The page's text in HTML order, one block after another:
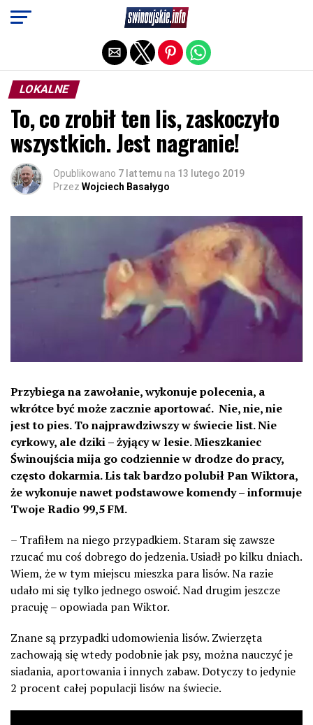
LOKALNE
To, co zrobił ten lis, zaskoczyło
wszystkich. Jest nagranie!
Opublikowano 7 lat temu na 13 lutego 2019
Przez Wojciech Basałygo
Przybiega na zawołanie, wykonuje polecenia, a
wkrótce być może zacznie aportować. Nie, nie, nie
jest to pies. To najprawdziwszy w świecie list. Nie
cyrkowy, ale dziki – żyjący w lesie. Mieszkaniec
Świnoujścia mija go codziennie w drodze do pracy,
często dokarmia. Lis tak bardzo polubił Pan Wiktora,
że wykonuje nawet podstawowe komendy – informuje
Twoje Radio 99,5 FM.
– Trafiłem na niego przypadkiem. Staram się zawsze
rzucać mu coś dobrego do jedzenia. Usiadł po kilku dniach.
Wiem, że w tym miejscu mieszka para lisów. Na razie
udało mi się tylko jednego oswoić. Nad drugim jeszcze
pracuję – opowiada pan Wiktor.
Znane są przypadki udomowienia lisów. Zwierzęta
zachowają się wtedy podobnie jak psy, można nauczyć je
siadania, aportowania i innych zabaw. Dotyczy to jedynie
2 procent całej populacji lisów na świecie.
Exit mobile version